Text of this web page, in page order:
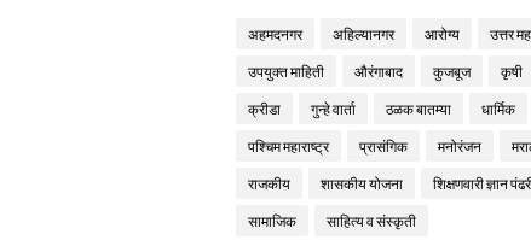
अहमदनगर अहिल्यानगर आरोग्य उत्तर
उपयुक्त माहिती औरंगाबाद कुजबूज कृषी
क्रीडा गुन्हे वार्ता ठळक बातम्या धार्मिक
पश्चिम महाराष्ट्र प्रासंगिक मनोरंजन
राजकीय शासकीय योजना शिक्षणवारी ज्ञान
सामाजिक साहित्य व संस्कृती